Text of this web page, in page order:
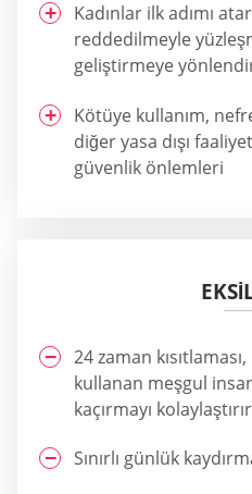
Kadınlar ilk adımı
reddedilmeyle
geliştirmeye
Kötüye kullanım,
diğer yasa dışı
güvenlik önlemleri
24 zaman
kullanan meşgul
kaçırmayı kolaylaştırır
Sınırlı günlük